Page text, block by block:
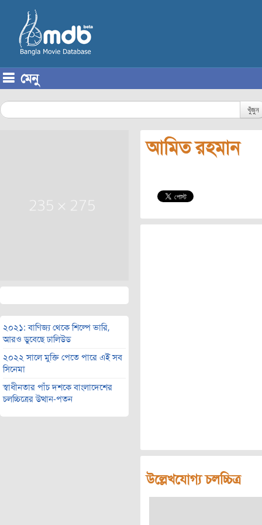
মেনু
খুঁজুন
২০২১: বাণিজ্য থেকে শিল্পে ভারি,
আরও ডুবেছে ঢালিউড
২০২২ সালে মুক্তি পেতে পারে এই সব
সিনেমা
স্বাধীনতার পাঁচ দশকে বাংলাদেশের
চলচ্চিত্রের উত্থান-পতন
আমিত রহমান
উল্লেখযোগ্য চলচ্চিত্র